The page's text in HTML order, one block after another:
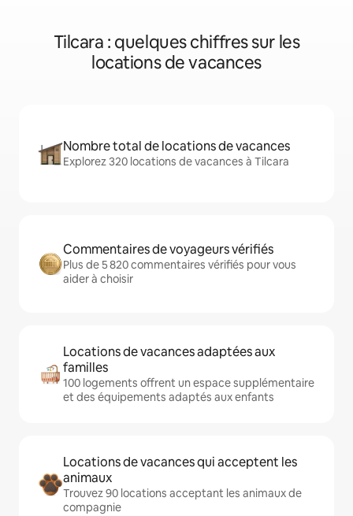
Tilcara : quelques chiffres sur les
locations de vacances
Nombre total de locations de vacances
Explorez 320 locations de vacances à Tilcara
Commentaires de voyageurs vérifiés
Plus de 5 820 commentaires vérifiés pour vous
aider à choisir
Locations de vacances adaptées aux
familles
100 logements offrent un espace supplémentaire
et des équipements adaptés aux enfants
Locations de vacances qui acceptent les
animaux
Trouvez 90 locations acceptant les animaux de
compagnie